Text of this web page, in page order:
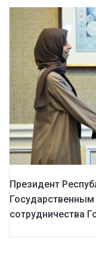
Президент
сотрудничества